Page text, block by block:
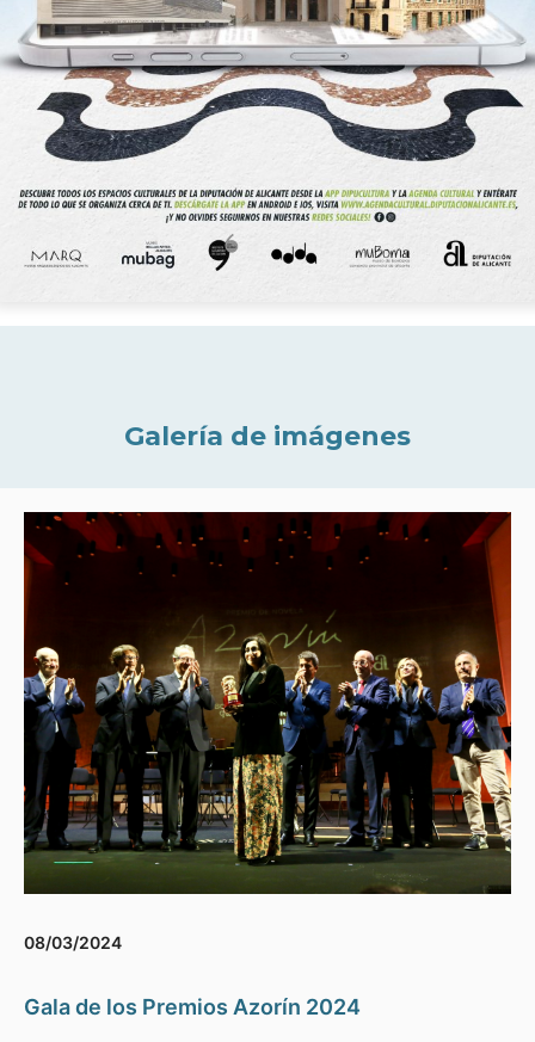
Galería de imágenes
08/03/2024
Gala de los Premios Azorín 2024